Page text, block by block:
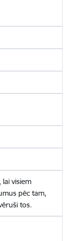
visiem
pēc tam,
tos.